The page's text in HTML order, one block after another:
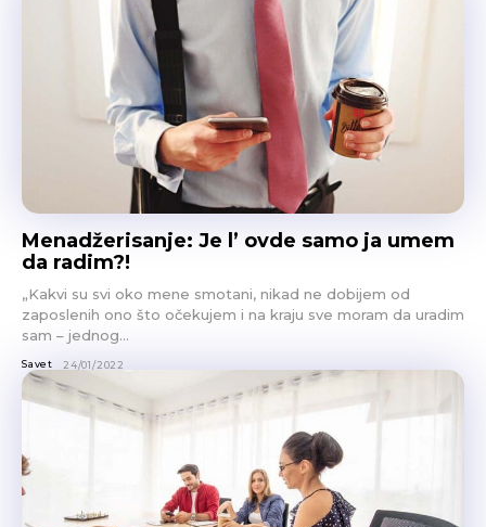
Menadžerisanje: Je l’ ovde samo ja umem
da radim?!
„Kakvi su svi oko mene smotani, nikad ne dobijem od
zaposlenih ono što očekujem i na kraju sve moram da uradim
sam – jednog...
Savet 24/01/2022